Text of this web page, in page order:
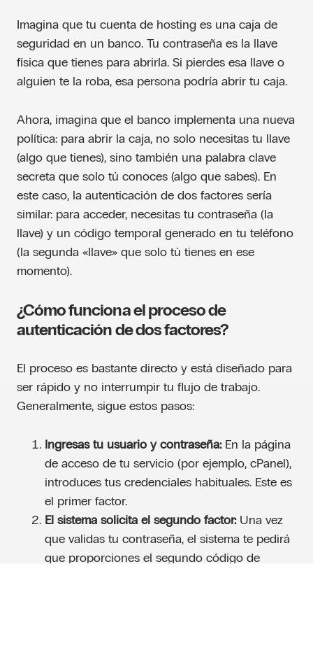
Imagina que tu cuenta de hosting es una caja de
seguridad en un banco. Tu contraseña es la llave
física que tienes para abrirla. Si pierdes esa llave o
alguien te la roba, esa persona podría abrir tu caja.
Ahora, imagina que el banco implementa una nueva
política: para abrir la caja, no solo necesitas tu llave
(algo que tienes), sino también una palabra clave
secreta que solo tú conoces (algo que sabes). En
este caso, la autenticación de dos factores sería
similar: para acceder, necesitas tu contraseña (la
llave) y un código temporal generado en tu teléfono
(la segunda «llave» que solo tú tienes en ese
momento).
¿Cómo funciona el proceso de
autenticación de dos factores?
El proceso es bastante directo y está diseñado para
ser rápido y no interrumpir tu flujo de trabajo.
Generalmente, sigue estos pasos:
Ingresas tu usuario y contraseña:En la página
de acceso de tu servicio (por ejemplo, cPanel),
introduces tus credenciales habituales. Este es
el primer factor.
El sistema solicita el segundo factor:Una vez
que validas tu contraseña, el sistema te pedirá
que proporciones el segundo código de